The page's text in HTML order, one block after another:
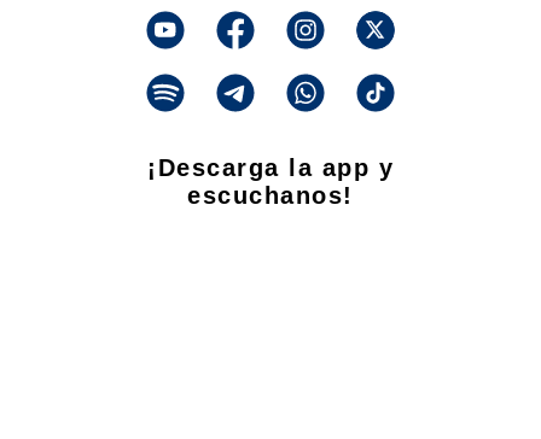
¡Descarga la app y
escuchanos!